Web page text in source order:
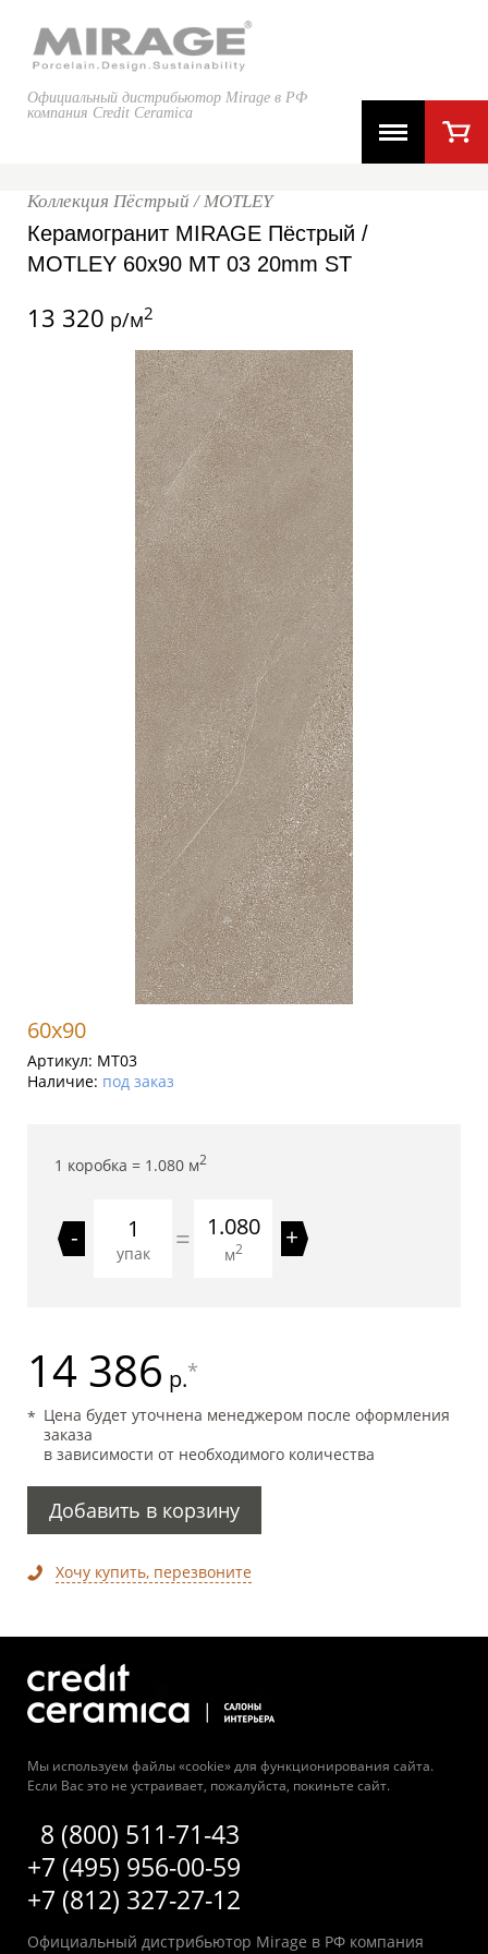
Официальный дистрибьютор Mirage в РФ
компания Credit Ceramica
Коллекция Пёстрый / MOTLEY
Керамогранит MIRAGE Пёстрый /
MOTLEY 60x90 MT 03 20mm ST
13 320 р/м2
60x90
Артикул: MT03
Наличие: под заказ
1 коробка = 1.080 м2
-
упак = 1.080
м2 +
14 386 р.*
Цена будет уточнена менеджером после оформления
заказа
в зависимости от необходимого количества
Добавить в корзину
Хочу купить, перезвоните
Мы используем файлы «cookie» для функционирования сайта.
Если Вас это не устраивает, пожалуйста, покиньте сайт.
8 (800) 511-71-43
+7 (495) 956-00-59
+7 (812) 327-27-12
Официальный дистрибьютор Mirage в РФ компания